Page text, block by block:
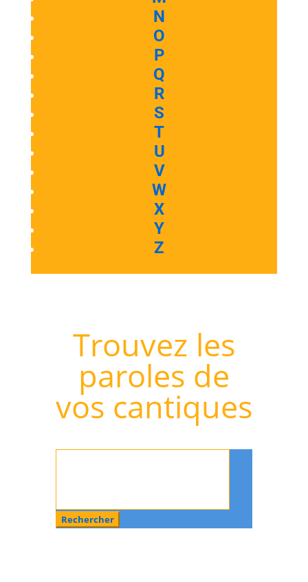
N
O
P
Q
R
S
T
U
V
W
X
Y
Z
Trouvez les
paroles de
vos cantiques